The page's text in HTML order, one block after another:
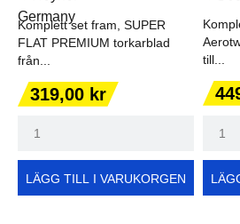
Komplett set fram, SUPER
FLAT PREMIUM torkarblad
från...
Pris
319,00 kr
LÄGG TILL I VARUKORGEN
till...
Pris